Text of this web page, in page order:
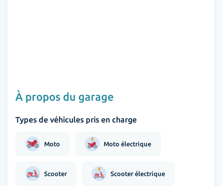
À propos du garage
Types de véhicules pris en charge
Moto Moto électrique
Scooter Scooter électrique